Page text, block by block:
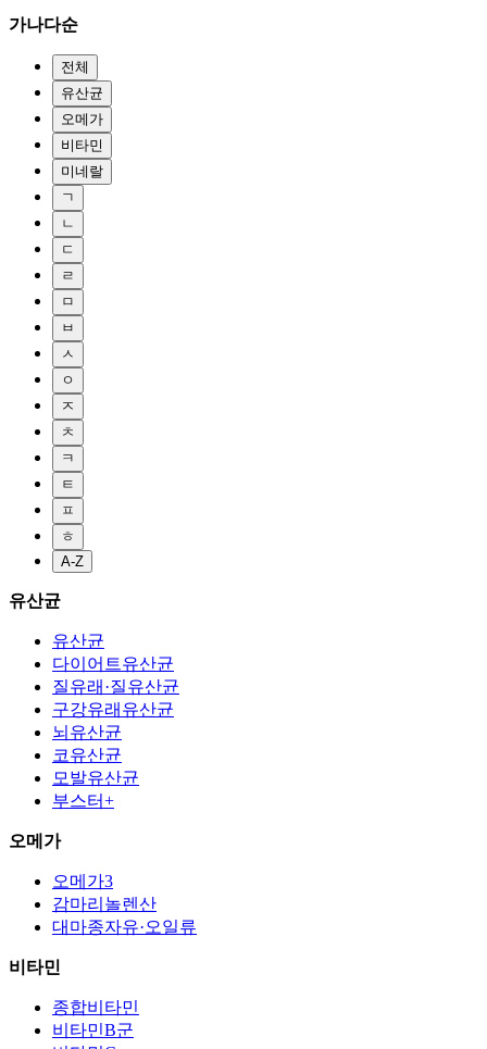
가나다순
전체
유산균
오메가
비타민
미네랄
ㄱ
ㄴ
ㄷ
ㄹ
ㅁ
ㅂ
ㅅ
ㅇ
ㅈ
ㅊ
ㅋ
ㅌ
ㅍ
ㅎ
A-Z
유산균
유산균
다이어트유산균
질유래·질유산균
구강유래유산균
뇌유산균
코유산균
모발유산균
부스터+
오메가
오메가3
감마리놀렌산
대마종자유·오일류
비타민
종합비타민
비타민B군